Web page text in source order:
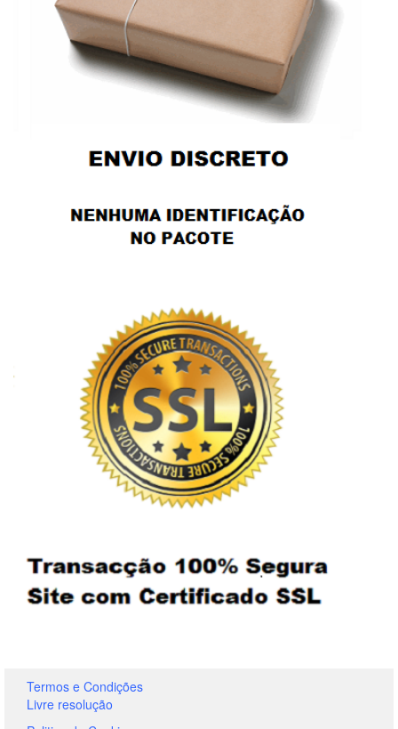
Termos e Condições
Livre resolução